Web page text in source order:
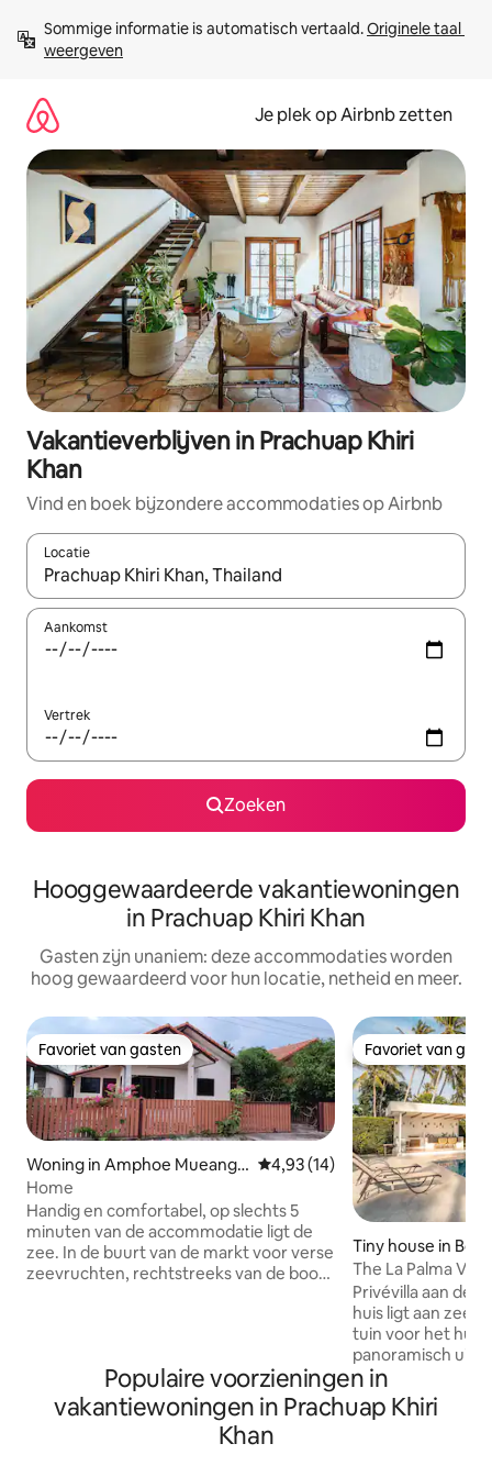
direct
naar
Sommige informatie is automatisch vertaald. Originele taal
weergeven
Je plek op Airbnb zetten
Vakantieverblijven in Prachuap Khiri
Khan
Vind en boek bijzondere accommodaties op Airbnb
Locatie
Wanneer er resultaten beschikbaar zijn, maak je een keuze
Aankomst
Vertrek
Zoeken
Hooggewaardeerde vakantiewoningen
in Prachuap Khiri Khan
Gasten zijn unaniem: deze accommodaties worden
hoog gewaardeerd voor hun locatie, netheid en meer.
Favoriet van gasten
Favoriet van gasten
Woning in Amphoe Mueang
Prachuap Khiri Khan
Gemiddelde beoordeling van
4,93 (14)
Home
Handig en comfortabel, op slechts 5
minuten van de accommodatie ligt de
zee. In de buurt van de markt voor verse
zeevruchten, rechtstreeks van de boot.
voordelig, een observatorium, een
waterpark. Je kunt sporten en fietsen
naar de zee. Deze zee is zeer geschikt
voor kinderen die van zeewater houden
Favoriet van
Favoriet van
Tiny house in Bo
The La Palma
Privévilla aan de Zee
huis ligt aan zee,
tuin voor het
panoramisch
dicht bij de zee • Luister naar de golven
terwijl je vanuit
van het uitzicht op zee.
Populaire voorzieningen in
vakantiewoningen in Prachuap Khiri
Khan